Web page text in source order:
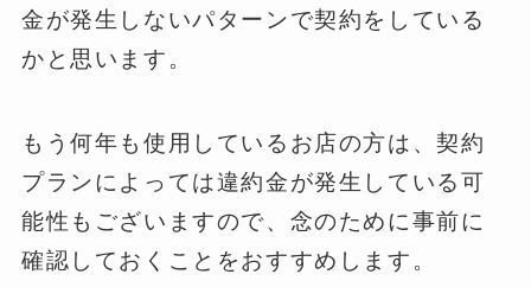
金が発生しないパターンで契約をしている
かと思います。
もう何年も使用しているお店の方は、契約
プランによっては違約金が発生している可
能性もございますので、念のために事前に
確認しておくことをおすすめします。